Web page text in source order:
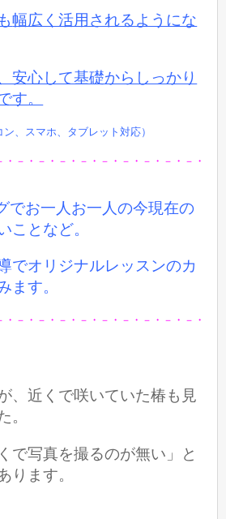
幅広く活用されるようにな
安心して基礎からしっかり
す。
ン、スマホ、タブレット対応）
・－・－・－・－・－・－・－・－・－・
でお一人お一人の今現在の
ことなど。
でオリジナルレッスンのカ
ます。
・－・－・－・－・－・－・－・－・－・
、近くで咲いていた椿も見
。
で写真を撮るのが無い」と
ります。